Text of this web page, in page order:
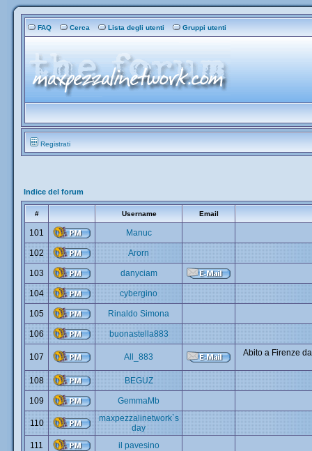
FAQ Cerca Lista degli utenti Gruppi utenti
Registrati
Indice del forum
# Username Email
101 Manuc
102 Arorn
103 danyciam
104 cybergino
105 Rinaldo Simona
106 buonastella883
107 All_883 Abito a Firenze
108 BEGUZ
109 GemmaMb
110
maxpezzalinetwork`s
day
111
il pavesino